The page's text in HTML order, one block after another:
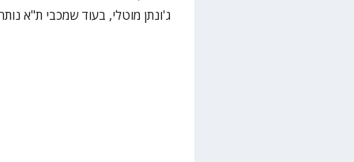
ג'ונתן מוטלי, בעוד שמכבי ת"א